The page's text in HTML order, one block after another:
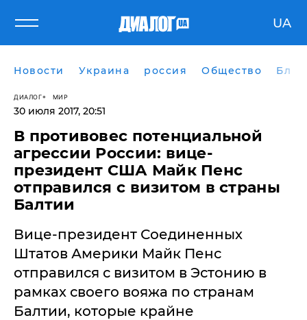
UA
Новости Украина россия Общество
ДИАЛОГ МИР
30 июля 2017, 20:51
В противовес потенциальной
агрессии России: вице-
президент США Майк Пенс
отправился с визитом в страны
Балтии
Вице-президент Соединенных
Штатов Америки Майк Пенс
отправился с визитом в Эстонию в
рамках своего вояжа по странам
Балтии, которые крайне